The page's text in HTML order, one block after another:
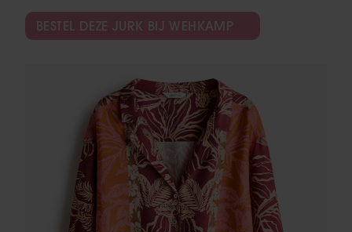
BESTEL DEZE JURK BIJ WEHKAMP